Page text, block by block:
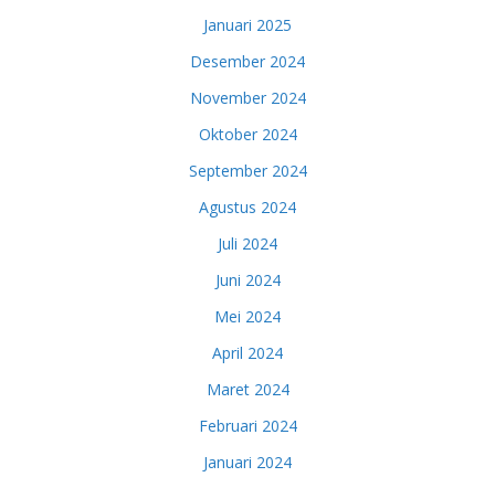
Januari 2025
Desember 2024
November 2024
Oktober 2024
September 2024
Agustus 2024
Juli 2024
Juni 2024
Mei 2024
April 2024
Maret 2024
Februari 2024
Januari 2024